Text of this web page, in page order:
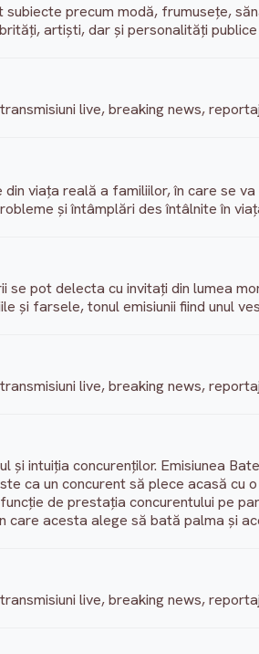
precum modă, frumusețe,
artiști, dar și personalități
live, breaking news,
viața reală a familiilor, în care se
și întâmplări des întâlnite în
pot delecta cu invitați din lumea
și farsele, tonul emisiunii fiind unul
live, breaking news,
intuiția concurenților. Emisiunea
ca un concurent să plece acasă cu
de prestația concurentului pe
care acesta alege să bată palma și
live, breaking news,